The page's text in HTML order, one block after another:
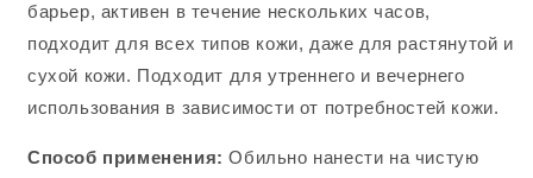
барьер, активен в течение нескольких часов,
подходит для всех типов кожи, даже для растянутой и
сухой кожи. Подходит для утреннего и вечернего
использования в зависимости от потребностей кожи.
Способ применения: Обильно нанести на чистую